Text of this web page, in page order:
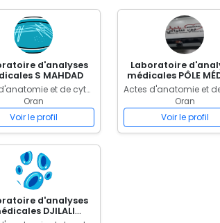
d'analyses
S MAHDAD
Actes d'anatomie et de cytologie pathologiques
Oran
Voir le profil
Laboratoire
médicales PÔLE
GHOULEM
Oran
Voir le profil
d'analyses
DJILALI